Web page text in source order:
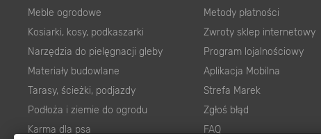
Meble ogrodowe
Kosiarki, kosy, podkaszarki
Narzędzia do pielęgnacji gleby
Materiały budowlane
Tarasy, ścieżki, podjazdy
Podłoża i ziemie do ogrodu
Karma dla psa
Metody płatności
Zwroty sklep internetowy
Program lojalnościowy
Aplikacja Mobilna
Strefa Marek
Zgłoś błąd
FAQ